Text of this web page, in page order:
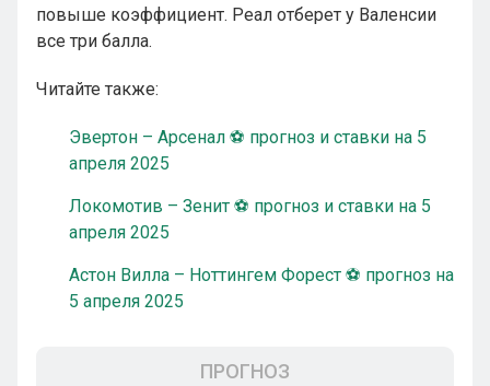
повыше коэффициент. Реал отберет у Валенсии
все три балла.
Читайте также:
Эвертон – Арсенал ⚽ прогноз и ставки на 5
апреля 2025
Локомотив – Зенит ⚽ прогноз и ставки на 5
апреля 2025
Астон Вилла – Ноттингем Форест ⚽ прогноз на
5 апреля 2025
ПРОГНОЗ